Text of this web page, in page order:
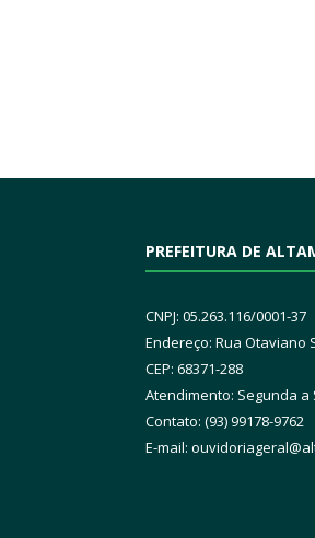
PREFEITURA DE
CNPJ: 05.263.116/0001-37
Endereço: Rua Otaviano
CEP: 68371-288
Atendimento: Segunda a
Contato: (93) 99178-9762
E-mail: